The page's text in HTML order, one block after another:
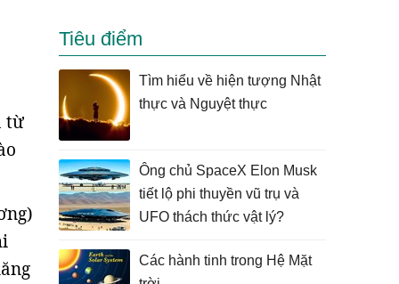
từ
Tiêu điểm
Tìm hiểu về hiện tượng Nhật
thực và Nguyệt thực
Ông chủ SpaceX Elon Musk
tiết lộ phi thuyền vũ trụ và
UFO thách thức vật lý?
Các hành tinh trong Hệ Mặt